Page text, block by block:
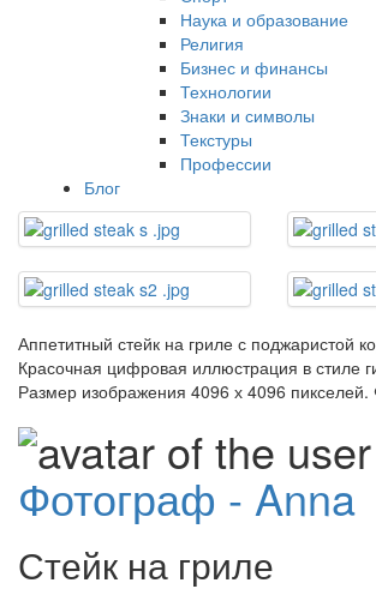
Наука и образование
Религия
Бизнес и финансы
Технологии
Знаки и символы
Текстуры
Профессии
Блог
Аппетитный стейк на гриле с поджаристой
Красочная цифровая иллюстрация в стиле
Размер изображения 4096 х 4096
Фотограф - Anna
Стейк на гриле